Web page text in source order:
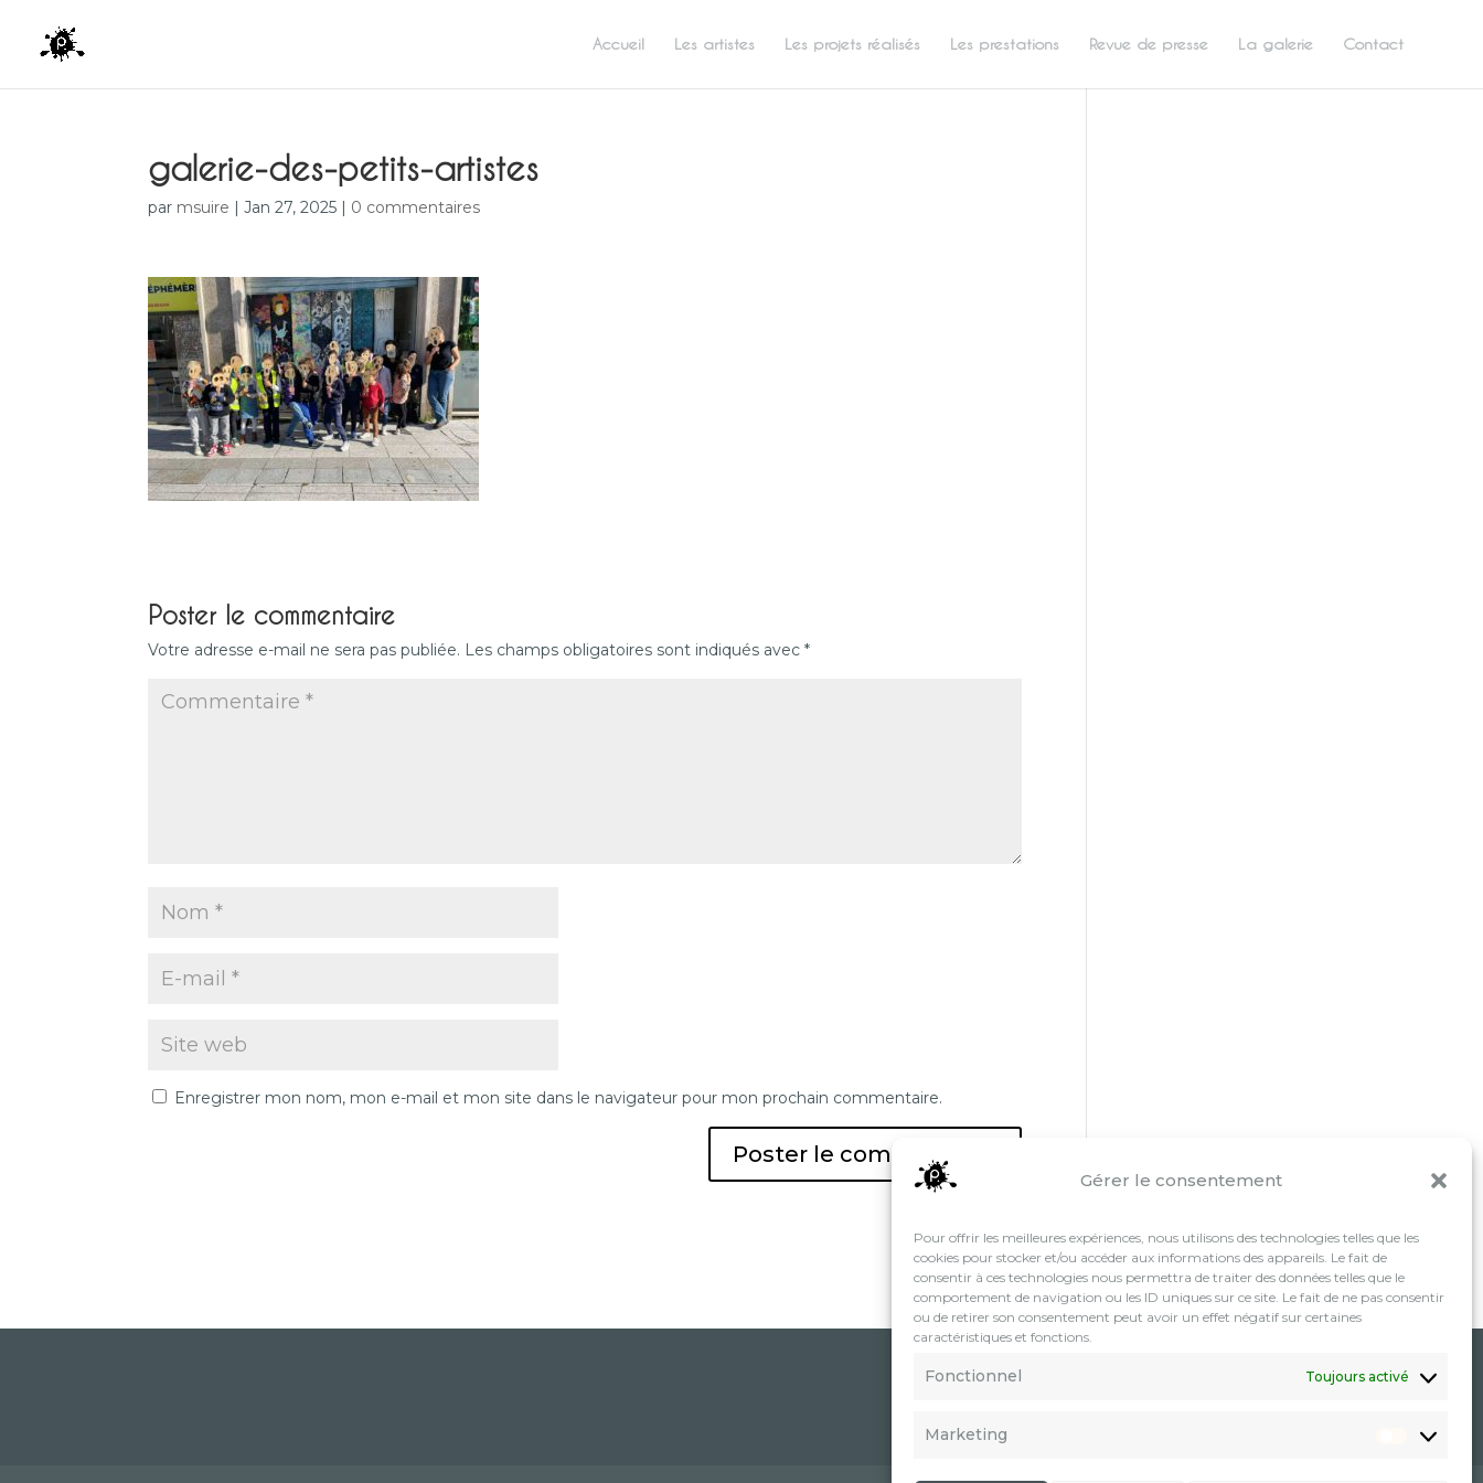
Gérer le consentement
Pour offrir les meilleures expériences, nous utilisons des technologies telles que les
cookies pour stocker et/ou accéder aux informations des appareils. Le fait de
consentir à ces technologies nous permettra de traiter des données telles que le
comportement de navigation ou les ID uniques sur ce site. Le fait de ne pas consentir
ou de retirer son consentement peut avoir un effet négatif sur certaines
caractéristiques et fonctions.
Fonctionnel Toujours activé
Marketing
Accueil Les artistes Les projets réalisés Les prestations Revue de presse La galerie Contact
galerie-des-petits-artistes
par msuire |Jan 27, 2025 | 0 commentaires
Poster le commentaire
Votre adresse e-mail ne sera pas publiée. Les champs obligatoires sont indiqués avec*
Enregistrer mon nom, mon e-mail et mon site dans le navigateur pour mon prochain commentaire.